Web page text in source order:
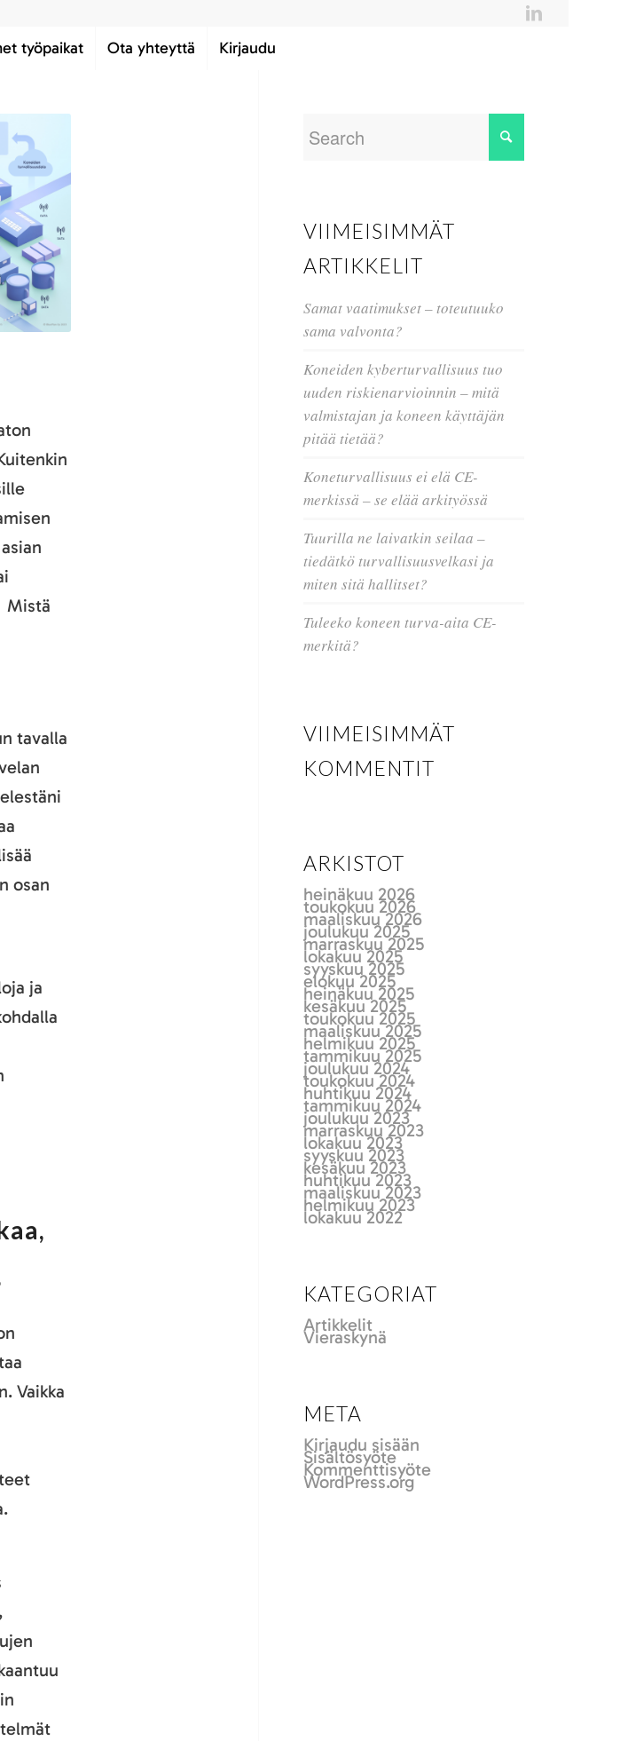
työpaikat Ota yhteyttä Kirjaudu
Mistä
tavalla
osan
ja
Vaikka
VIIMEISIMMÄT
ARTIKKELIT
Samat vaatimukset – toteutuuko
sama valvonta?
Koneiden kyberturvallisuus tuo
uuden riskienarvioinnin – mitä
valmistajan ja koneen käyttäjän
pitää tietää?
Koneturvallisuus ei elä CE-
merkissä – se elää arkityössä
Tuurilla ne laivatkin seilaa –
tiedätkö turvallisuusvelkasi ja
miten sitä hallitset?
Tuleeko koneen turva-aita CE-
merkitä?
VIIMEISIMMÄT
KOMMENTIT
ARKISTOT
heinäkuu 2026
toukokuu 2026
maaliskuu 2026
joulukuu 2025
marraskuu 2025
lokakuu 2025
syyskuu 2025
elokuu 2025
heinäkuu 2025
kesäkuu 2025
toukokuu 2025
maaliskuu 2025
helmikuu 2025
tammikuu 2025
joulukuu 2024
toukokuu 2024
huhtikuu 2024
tammikuu 2024
joulukuu 2023
marraskuu 2023
lokakuu 2023
syyskuu 2023
kesäkuu 2023
huhtikuu 2023
maaliskuu 2023
helmikuu 2023
lokakuu 2022
KATEGORIAT
Artikkelit
Vieraskynä
META
Kirjaudu sisään
Sisältösyöte
Kommenttisyöte
WordPress.org